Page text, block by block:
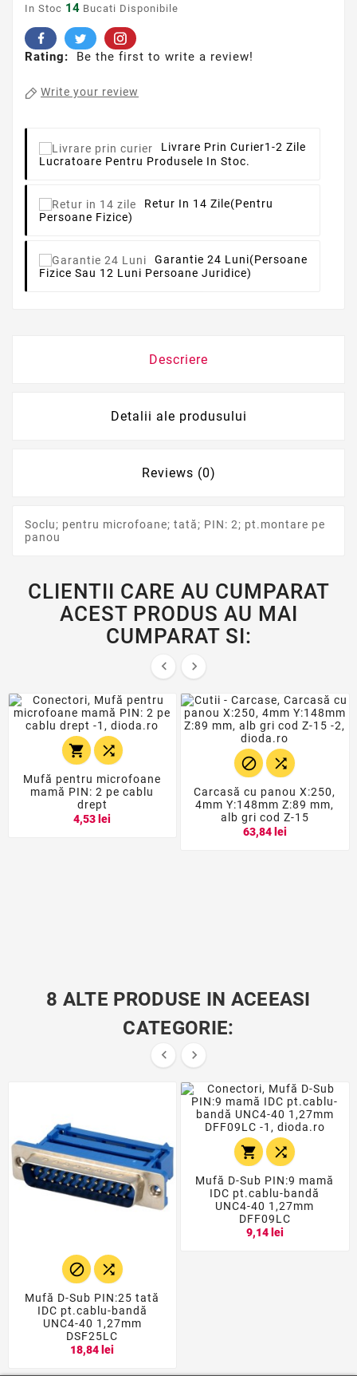
In Stoc 14 Bucati Disponibile
Rating: Be the first to write a review!
Write your review
Livrare Prin Curier1-2 Zile
Lucratoare Pentru Produsele In Stoc.
Retur In 14 Zile(pentru
Persoane Fizice)
Garantie 24 Luni(persoane
Fizice Sau 12 Luni Persoane Juridice)
Descriere
Detalii ale produsului
Reviews (0)
Soclu; pentru microfoane; tată; PIN: 2; pt.montare pe
panou
CLIENTII CARE AU CUMPARAT
ACEST PRODUS AU MAI
CUMPARAT SI:
 
 
Mufă pentru microfoane
mamă PIN: 2 pe cablu
drept
4,53 lei
 
Carcasă cu panou X:250,
4mm Y:148mm Z:89 mm,
alb gri cod Z-15
63,84 lei
8 ALTE PRODUSE IN ACEEASI
CATEGORIE:
 
 
Mufă D-Sub PIN:25 tată
IDC pt.cablu-bandă
UNC4-40 1,27mm
DSF25LC
18,84 lei
 
Mufă D-Sub PIN:9 mamă
IDC pt.cablu-bandă
UNC4-40 1,27mm
DFF09LC
9,14 lei